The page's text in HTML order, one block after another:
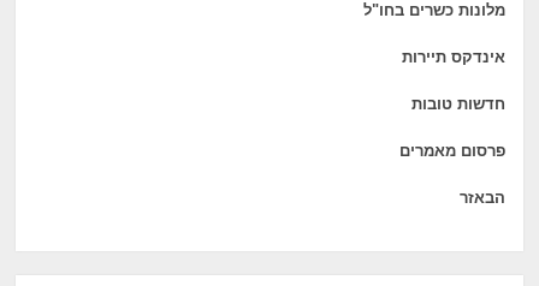
מלונות כשרים בחו"ל
אינדקס תיירות
חדשות טובות
פרסום מאמרים
הבאזר